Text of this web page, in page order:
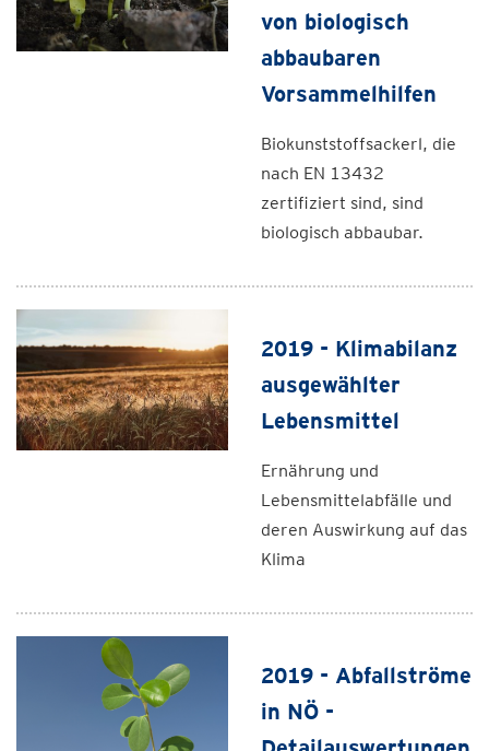
von biologisch
abbaubaren
Vorsammelhilfen
Biokunststoffsackerl, die
nach EN 13432
zertifiziert sind, sind
biologisch abbaubar.
2019 - Klimabilanz
ausgewählter
Lebensmittel
Ernährung und
Lebensmittelabfälle und
deren Auswirkung auf das
Klima
2019 - Abfallströme
in NÖ -